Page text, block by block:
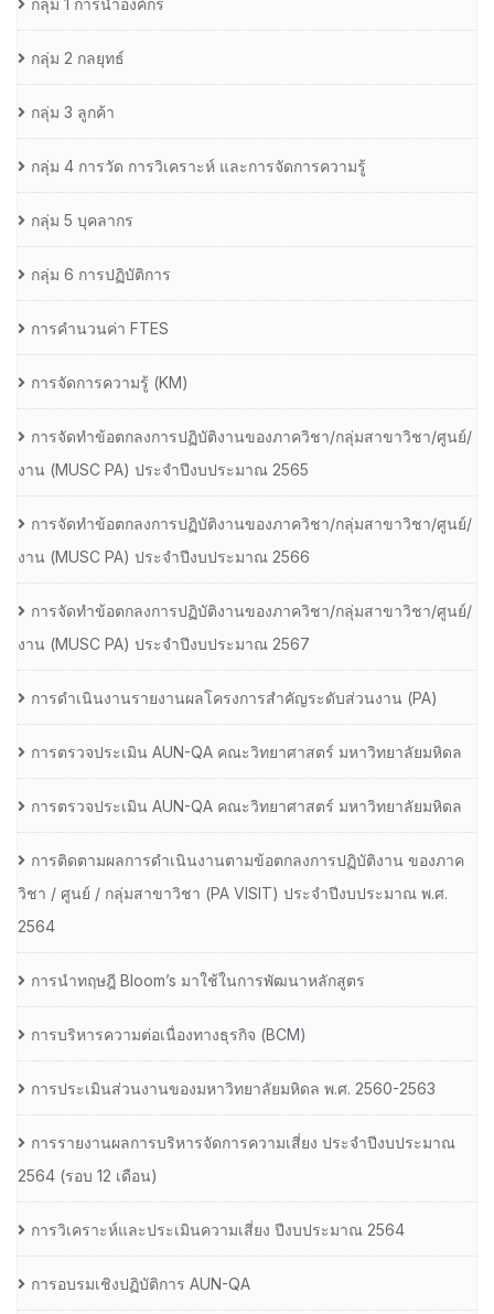
กลุ่ม 1 การนำองค์กร
กลุ่ม 2 กลยุทธ์
กลุ่ม 3 ลูกค้า
กลุ่ม 4 การวัด การวิเคราะห์ และการจัดการความรู้
กลุ่ม 5 บุคลากร
กลุ่ม 6 การปฏิบัติการ
การคำนวนค่า FTES
การจัดการความรู้ (KM)
การจัดทำข้อตกลงการปฏิบัติงานของภาควิชา/กลุ่มสาขาวิชา/ศูนย์/
งาน (MUSC PA) ประจำปีงบประมาณ 2565
การจัดทำข้อตกลงการปฏิบัติงานของภาควิชา/กลุ่มสาขาวิชา/ศูนย์/
งาน (MUSC PA) ประจำปีงบประมาณ 2566
การจัดทำข้อตกลงการปฏิบัติงานของภาควิชา/กลุ่มสาขาวิชา/ศูนย์/
งาน (MUSC PA) ประจำปีงบประมาณ 2567
การดำเนินงานรายงานผลโครงการสำคัญระดับส่วนงาน (PA)
การตรวจประเมิน AUN-QA คณะวิทยาศาสตร์ มหาวิทยาลัยมหิดล
การตรวจประเมิน AUN-QA คณะวิทยาศาสตร์ มหาวิทยาลัยมหิดล
การติดตามผลการดำเนินงานตามข้อตกลงการปฏิบัติงาน ของภาค
วิชา / ศูนย์ / กลุ่มสาขาวิชา (PA VISIT) ประจำปีงบประมาณ พ.ศ.​
2564
การนำทฤษฎี Bloom’s มาใช้ในการพัฒนาหลักสูตร
การบริหารความต่อเนื่องทางธุรกิจ (BCM)
การประเมินส่วนงานของมหาวิทยาลัยมหิดล พ.ศ. 2560-2563
การรายงานผลการบริหารจัดการความเสี่ยง ประจำปีงบประมาณ
2564 (รอบ 12 เดือน)
การวิเคราะห์และประเมินความเสี่ยง ปีงบประมาณ 2564
การอบรมเชิงปฏิบัติการ AUN-QA